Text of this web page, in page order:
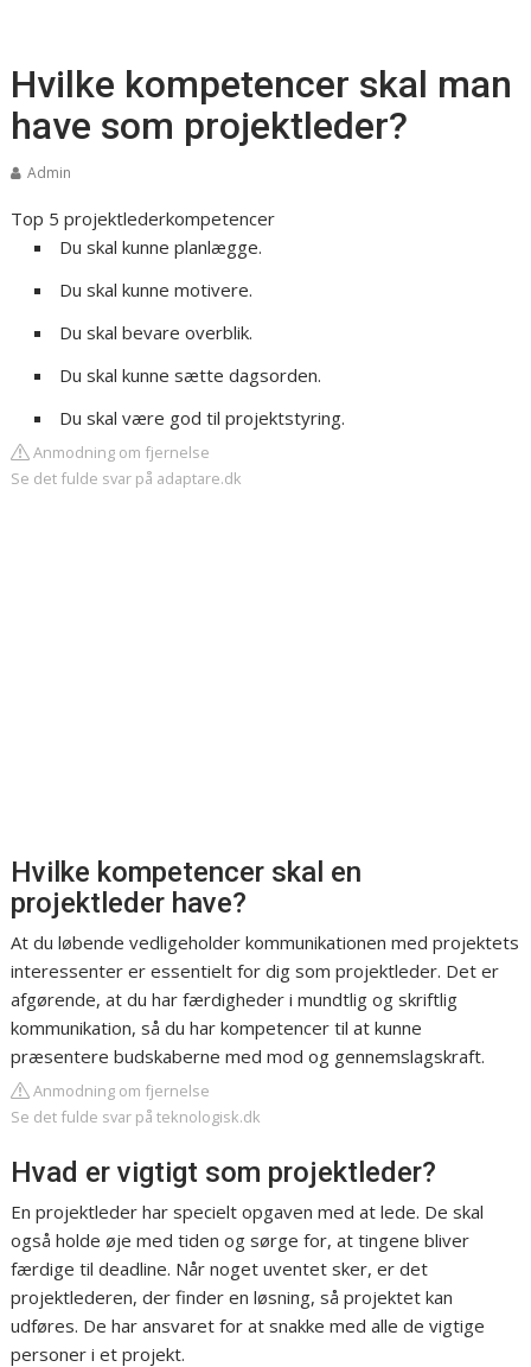
Hvilke kompetencer skal man
have som projektleder?
Admin
Top 5 projektlederkompetencer
Du skal kunne planlægge.
Du skal kunne motivere.
Du skal bevare overblik.
Du skal kunne sætte dagsorden.
Du skal være god til projektstyring.
Anmodning om fjernelse
Se det fulde svar på adaptare.dk
Hvilke kompetencer skal en
projektleder have?
At du løbende vedligeholder kommunikationen med projektets
interessenter er essentielt for dig som projektleder. Det er
afgørende, at du har færdigheder i mundtlig og skriftlig
kommunikation, så du har kompetencer til at kunne
præsentere budskaberne med mod og gennemslagskraft.
Anmodning om fjernelse
Se det fulde svar på teknologisk.dk
Hvad er vigtigt som projektleder?
En projektleder har specielt opgaven med at lede. De skal
også holde øje med tiden og sørge for, at tingene bliver
færdige til deadline. Når noget uventet sker, er det
projektlederen, der finder en løsning, så projektet kan
udføres. De har ansvaret for at snakke med alle de vigtige
personer i et projekt.